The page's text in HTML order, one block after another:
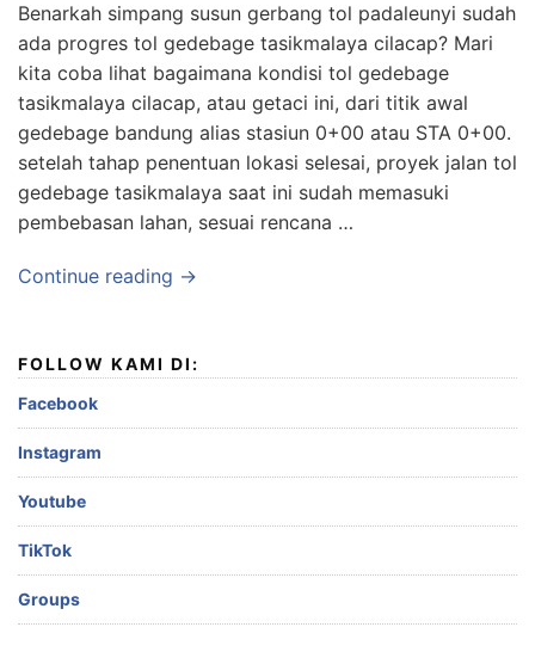
Benarkah simpang susun gerbang tol padaleunyi sudah
ada progres tol gedebage tasikmalaya cilacap? Mari
kita coba lihat bagaimana kondisi tol gedebage
tasikmalaya cilacap, atau getaci ini, dari titik awal
gedebage bandung alias stasiun 0+00 atau STA 0+00.
setelah tahap penentuan lokasi selesai, proyek jalan tol
gedebage tasikmalaya saat ini sudah memasuki
pembebasan lahan, sesuai rencana …
Continue reading →
FOLLOW KAMI DI:
Facebook
Instagram
Youtube
TikTok
Groups